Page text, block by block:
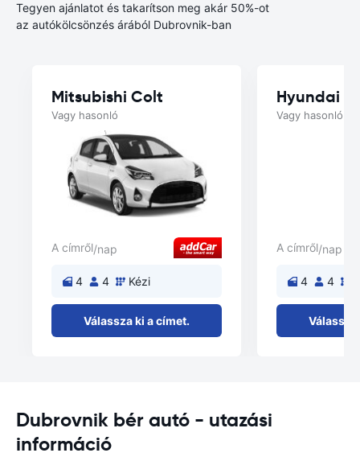
Tegyen ajánlatot és takarítson meg akár 50%-ot
az autókölcsönzés árából Dubrovnik-ban
Mitsubishi Colt
Vagy hasonló
A címről/nap
4 4 Kézi
Válassza ki a címet.
Hyundai
Vagy hasonló
A címről/nap
4 4
Dubrovnik bér autó - utazási
információ